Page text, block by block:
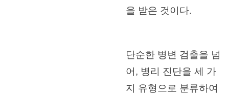
을 받은 것이다.
단순한 병변 검출을 넘
어, 병리 진단을 세 가
지 유형으로 분류하여